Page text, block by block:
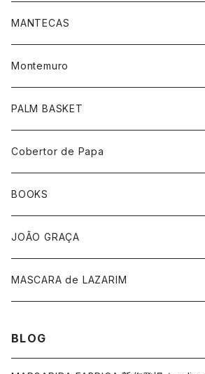
MANTECAS
Montemuro
靴下柄あり
靴下ホワイト
帽子
手袋
PALM BASKET
Cobertor de Papa
BOOKS
JOÃO GRAÇA
MASCARA de LAZARIM
BLOG